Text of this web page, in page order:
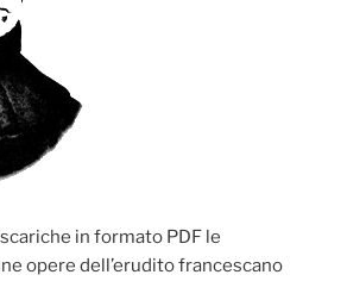
in formato PDF le
opere dell’erudito francescano